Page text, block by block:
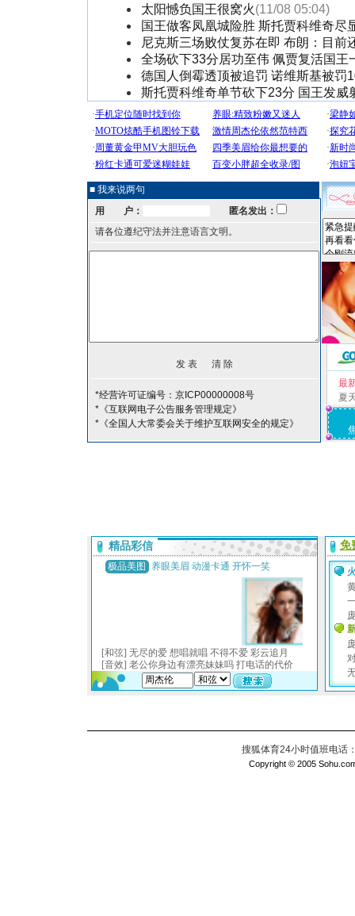
太阳憾负国王很窝火(11/08 05:04)
国王做客凤凰城险胜 斯托贾科维奇尽
尼克斯三场败仗复苏在即 布朗：目前
全场砍下33分居功至伟 佩贾复活国王
德国人倒霉透顶被追罚 诺维斯基被罚
斯托贾科维奇单节砍下23分 国王发威
■ 我来说两句
用 户：
匿名发出：
请各位遵纪守法并注意语言文明。
*经营许可证编号：京ICP00000008号
*《互联网电子公告服务管理规定》
*《全国人大常委会关于维护互联网安全的规定》
最
夏
搜狐体育24小时值班电话
Copyright © 2005